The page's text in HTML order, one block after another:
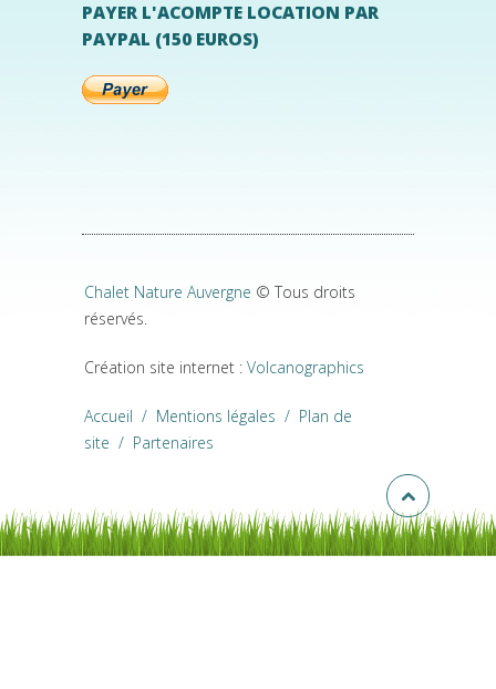
PAYER L'ACOMPTE LOCATION PAR
PAYPAL (150 EUROS)
Chalet Nature Auvergne © Tous droits
réservés.
Création site internet : Volcanographics
Accueil / Mentions légales / Plan de
site / Partenaires